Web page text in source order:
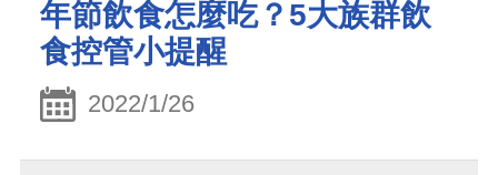
年節飲食怎麼吃？5大族群飲
食控管小提醒
2022/1/26